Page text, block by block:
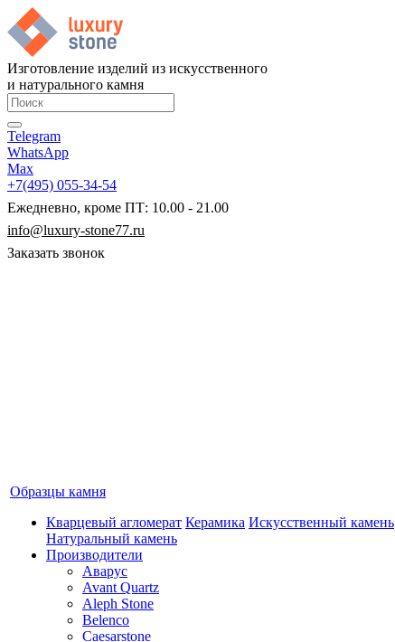
Изготовление изделий из искусственного
и натурального камня
Telegram
WhatsApp
Max
+7(495) 055-34-54
Ежедневно, кроме ПТ: 10.00 - 21.00
info@luxury-stone77.ru
Заказать звонок
Образцы камня
Кварцевый агломерат Керамика Искусственный камень
Натуральный камень
Производители
Аварус
Avant Quartz
Aleph Stone
Belenco
Caesarstone